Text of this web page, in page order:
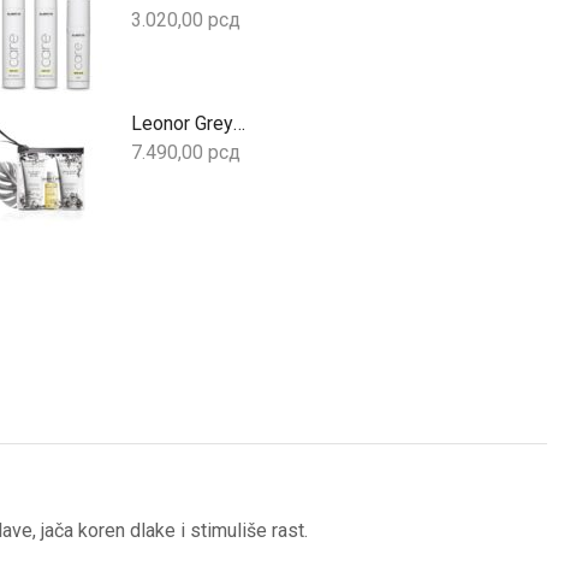
3.020,00рсд
Leonor Greyl Set Colored Hair – Set za farbanu kosu
7.490,00рсд
jača koren dlake i stimuliše rast.